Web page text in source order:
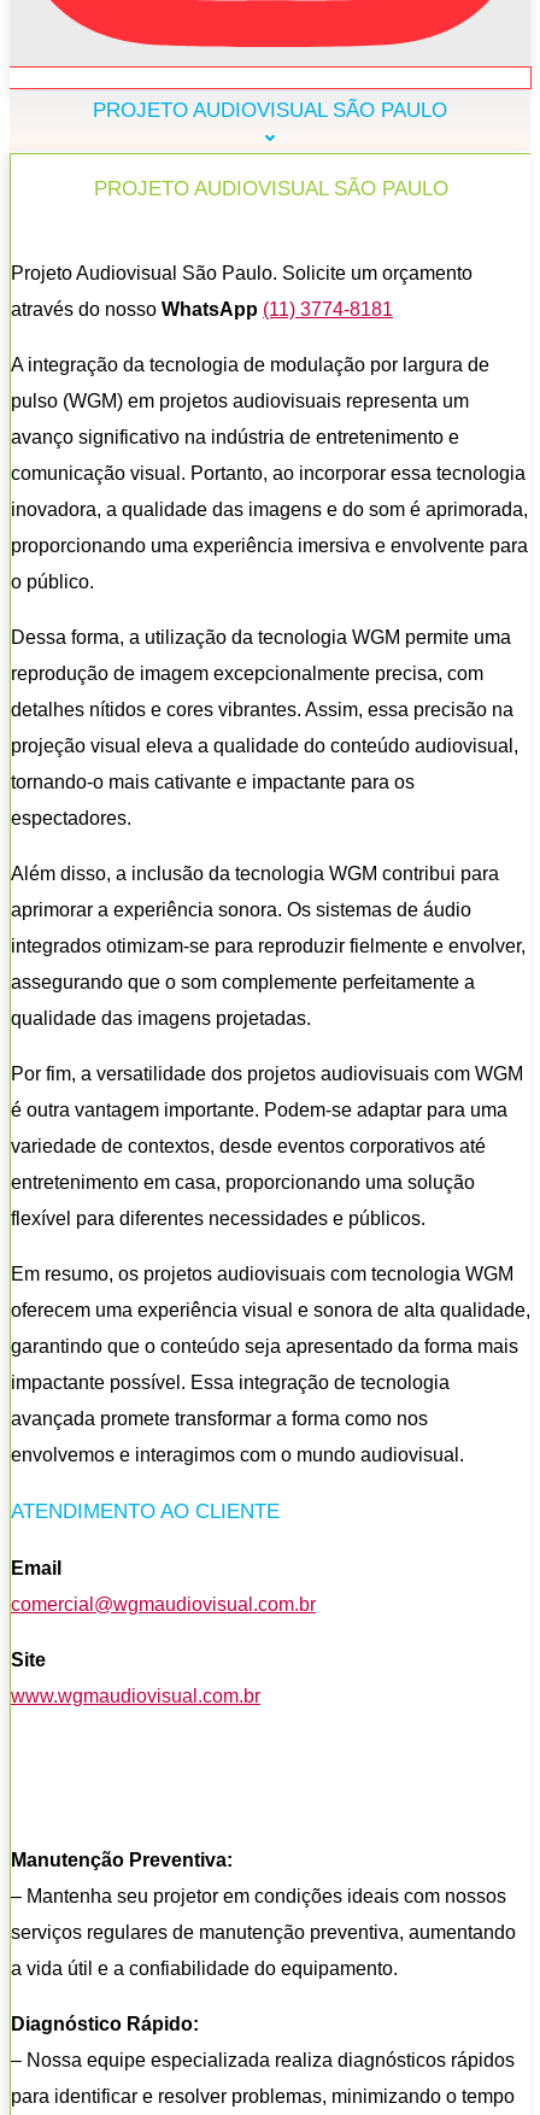
PROJETO AUDIOVISUAL SÃO PAULO
PROJETO AUDIOVISUAL SÃO PAULO
Projeto Audiovisual São Paulo. Solicite um orçamento
através do nosso WhatsApp (11) 3774-8181
A integração da tecnologia de modulação por largura de
pulso (WGM) em projetos audiovisuais representa um
avanço significativo na indústria de entretenimento e
comunicação visual. Portanto, ao incorporar essa tecnologia
inovadora, a qualidade das imagens e do som é aprimorada,
proporcionando uma experiência imersiva e envolvente para
o público.
Dessa forma, a utilização da tecnologia WGM permite uma
reprodução de imagem excepcionalmente precisa, com
detalhes nítidos e cores vibrantes. Assim, essa precisão na
projeção visual eleva a qualidade do conteúdo audiovisual,
tornando-o mais cativante e impactante para os
espectadores.
Além disso, a inclusão da tecnologia WGM contribui para
aprimorar a experiência sonora. Os sistemas de áudio
integrados otimizam-se para reproduzir fielmente e envolver,
assegurando que o som complemente perfeitamente a
qualidade das imagens projetadas.
Por fim, a versatilidade dos projetos audiovisuais com WGM
é outra vantagem importante. Podem-se adaptar para uma
variedade de contextos, desde eventos corporativos até
entretenimento em casa, proporcionando uma solução
flexível para diferentes necessidades e públicos.
Em resumo, os projetos audiovisuais com tecnologia WGM
oferecem uma experiência visual e sonora de alta qualidade,
garantindo que o conteúdo seja apresentado da forma mais
impactante possível. Essa integração de tecnologia
avançada promete transformar a forma como nos
envolvemos e interagimos com o mundo audiovisual.
ATENDIMENTO AO CLIENTE
Email
comercial@wgmaudiovisual.com.br
Site
www.wgmaudiovisual.com.br
Manutenção Preventiva:
– Mantenha seu projetor em condições ideais com nossos
serviços regulares de manutenção preventiva, aumentando
a vida útil e a confiabilidade do equipamento.
Diagnóstico Rápido:
– Nossa equipe especializada realiza diagnósticos rápidos
para identificar e resolver problemas, minimizando o tempo